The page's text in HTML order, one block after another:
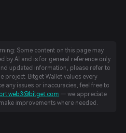
Some content on this page may
by AI and is for general reference only.
updated information, please refer to
project. Bitget Wallet values every
any issues or inaccuracies, feel free to
— we appreciate
improvements where needed.